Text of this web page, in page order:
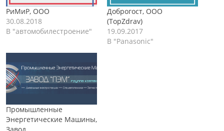
РиМиР, ООО
30.08.2018
В "автомобилестроение"
Доброгост, ООО
(TopZdrav)
19.09.2017
В "Panasonic"
Промышленные
Энергетические Машины,